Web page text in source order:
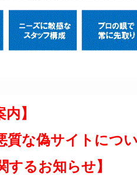
】
質な偽サイトにつ
するお知らせ】